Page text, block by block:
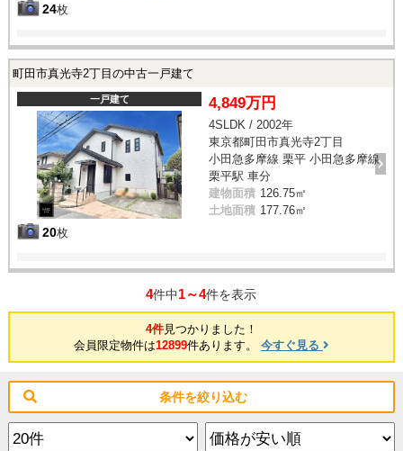
24枚
町田市真光寺2丁目の中古一戸建て
一戸建て
20枚
4,849万円
4SLDK / 2002年
東京都町田市真光寺2丁目
小田急多摩線 栗平 小田急多摩線
栗平駅 車分
建物面積 126.75㎡
土地面積 177.76㎡
4件中1～4件を表示
4件見つかりました！
会員限定物件は12899件あります。 今すぐ見る
条件を絞り込む